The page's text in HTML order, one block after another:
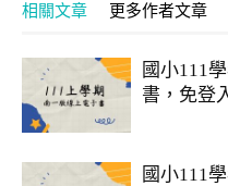
相關文章 更多作者文章
國小111
書，免登
國小111